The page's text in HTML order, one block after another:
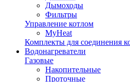
Дымоходы
Фильтры
Управление котлом
MyHeat
Комплекты для соединения
Водонагреватели
Газовые
Накопительные
Проточные